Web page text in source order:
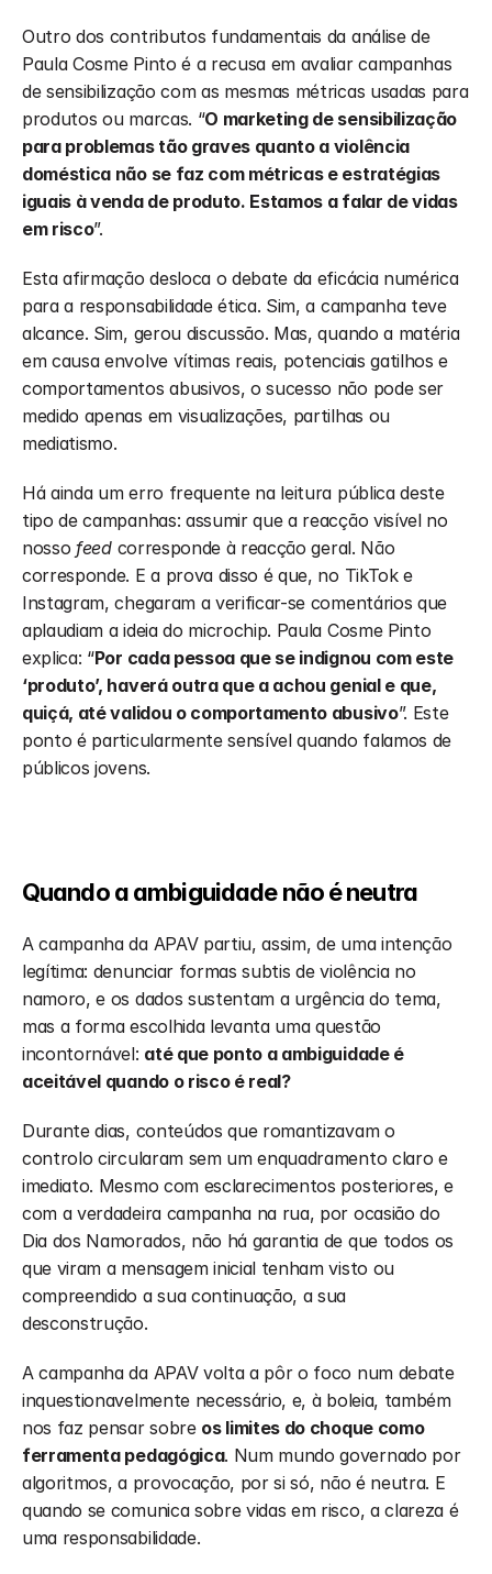
Outro dos contributos fundamentais da análise de
Paula Cosme Pinto é a recusa em avaliar campanhas
de sensibilização com as mesmas métricas usadas para
produtos ou marcas. “O marketing de sensibilização
para problemas tão graves quanto a violência
doméstica não se faz com métricas e estratégias
iguais à venda de produto. Estamos a falar de vidas
em risco”.
Esta afirmação desloca o debate da eficácia numérica
para a responsabilidade ética. Sim, a campanha teve
alcance. Sim, gerou discussão. Mas, quando a matéria
em causa envolve vítimas reais, potenciais gatilhos e
comportamentos abusivos, o sucesso não pode ser
medido apenas em visualizações, partilhas ou
mediatismo.
Há ainda um erro frequente na leitura pública deste
tipo de campanhas: assumir que a reacção visível no
nosso feed corresponde à reacção geral. Não
corresponde. E a prova disso é que, no TikTok e
Instagram, chegaram a verificar-se comentários que
aplaudiam a ideia do microchip. Paula Cosme Pinto
explica: “Por cada pessoa que se indignou com este
‘produto’, haverá outra que a achou genial e que,
quiçá, até validou o comportamento abusivo”. Este
ponto é particularmente sensível quando falamos de
públicos jovens.
Quando a ambiguidade não é neutra
A campanha da APAV partiu, assim, de uma intenção
legítima: denunciar formas subtis de violência no
namoro, e os dados sustentam a urgência do tema,
mas a forma escolhida levanta uma questão
incontornável: até que ponto a ambiguidade é
aceitável quando o risco é real?
Durante dias, conteúdos que romantizavam o
controlo circularam sem um enquadramento claro e
imediato. Mesmo com esclarecimentos posteriores, e
com a verdadeira campanha na rua, por ocasião do
Dia dos Namorados, não há garantia de que todos os
que viram a mensagem inicial tenham visto ou
compreendido a sua continuação, a sua
desconstrução.
A campanha da APAV volta a pôr o foco num debate
inquestionavelmente necessário, e, à boleia, também
nos faz pensar sobre os limites do choque como
ferramenta pedagógica. Num mundo governado por
algoritmos, a provocação, por si só, não é neutra. E
quando se comunica sobre vidas em risco, a clareza é
uma responsabilidade.